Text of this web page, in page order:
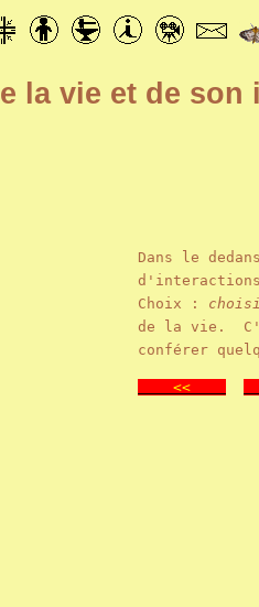
la vie et de
Dans le
Choix :
de la vie.
conférer
<<